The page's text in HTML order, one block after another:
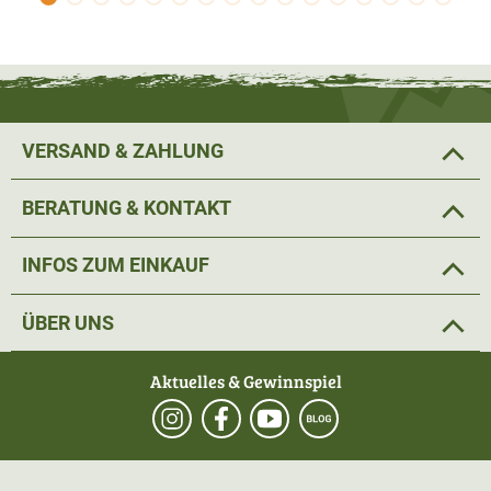
VERSAND & ZAHLUNG
BERATUNG & KONTAKT
INFOS ZUM EINKAUF
ÜBER UNS
Aktuelles & Gewinnspiel